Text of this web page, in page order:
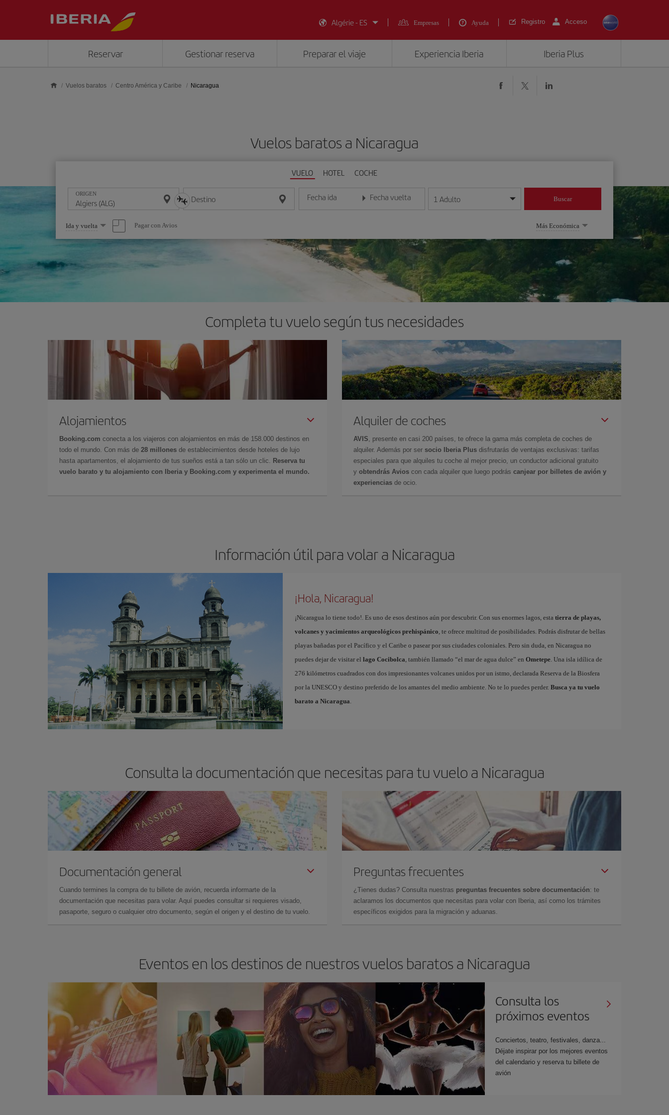
Algérie - ES
Empresas Ayuda Registro Acceso
Reservar Gestionar reserva Preparar el viaje Experiencia Iberia Iberia Plus
Vuelos baratos Centro América y Caribe Nicaragua
Vuelos baratos a Nicaragua
VUELO HOTEL COCHE
ORIGEN Destino Fecha ida
Introduce la fecha en formato día/mes/año
Fecha vuelta
Introduce la fecha en formato día/mes/año
1 Adulto Buscar
Seleccione
una
opción
Ida y vuelta Pagar con Avios Más Económica
Completa tu vuelo según tus necesidades
Alojamientos
Booking.com conecta a los viajeros con alojamientos en más de 158.000 destinos en
todo el mundo. Con más de 28 millones de establecimientos desde hoteles de lujo
hasta apartamentos, el alojamiento de tus sueños está a tan sólo un clic.
Reserva tu
vuelo barato y tu alojamiento con Iberia y Booking.com y experimenta el mundo.
Alquiler de coches
AVIS , presente en casi 200 países, te ofrece la gama más completa de coches de
alquiler. Además por ser socio Iberia Plus disfrutarás de ventajas exclusivas: tarifas
especiales para que alquiles tu coche al mejor precio, un conductor adicional gratuito
y obtendrás Avios con cada alquiler que luego podrás canjear por billetes de avión y
experiencias de ocio.
Información útil para volar a Nicaragua
¡Hola, Nicaragua!
¡Nicaragua lo tiene todo!. Es uno de esos destinos aún por descubrir. Con sus enormes lagos, esta tierra de playas,
volcanes y yacimientos arqueológicos prehispánico , te ofrece multitud de posibilidades. Podrás disfrutar de bellas
playas bañadas por el Pacífico y el Caribe o pasear por sus ciudades coloniales. Pero sin duda, en Nicaragua no
puedes dejar de visitar el lago Cocibolca , también llamado “el mar de agua dulce” en Ometepe. Una isla idílica de
276 kilómetros cuadrados con dos impresionantes volcanes unidos por un istmo, declarada Reserva de la Biosfera
por la UNESCO y destino preferido de los amantes del medio ambiente. No te lo puedes perder. Busca ya tu vuelo
barato a Nicaragua
Consulta la documentación que necesitas para tu vuelo a Nicaragua
Documentación general
Cuando termines la compra de tu billete de avión, recuerda informarte de la
documentación que necesitas para volar. Aquí puedes consultar si requieres visado,
pasaporte, seguro o cualquier otro documento, según el origen y el destino de tu vuelo.
Preguntas frecuentes
¿Tienes dudas? Consulta nuestras preguntas frecuentes sobre documentación: te
aclaramos los documentos que necesitas para volar con Iberia, así como los trámites
específicos exigidos para la migración y aduanas.
Eventos en los destinos de nuestros vuelos baratos a Nicaragua
Consulta los
próximos eventos
Conciertos, teatro, festivales, danza...
Déjate inspirar por los mejores eventos
del calendario y reserva tu billete de
avión